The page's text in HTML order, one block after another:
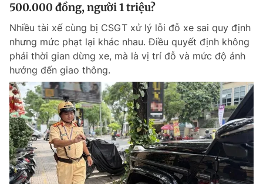
500.000 đồng, người 1 triệu?
Nhiều tài xế cùng bị CSGT xử lý lỗi đỗ xe sai quy định
nhưng mức phạt lại khác nhau. Điều quyết định không
phải thời gian dừng xe, mà là vị trí đỗ và mức độ ảnh
hưởng đến giao thông.